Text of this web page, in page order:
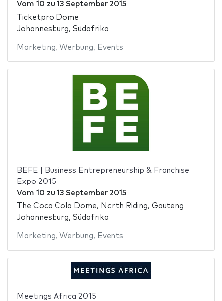
Vom 10 zu 13 September 2015
Ticketpro Dome
Johannesburg, Südafrika
Marketing, Werbung, Events
BEFE | Business Entrepreneurship & Franchise
Expo 2015
Vom 10 zu 13 September 2015
The Coca Cola Dome, North Riding, Gauteng
Johannesburg, Südafrika
Marketing, Werbung, Events
Meetings Africa 2015